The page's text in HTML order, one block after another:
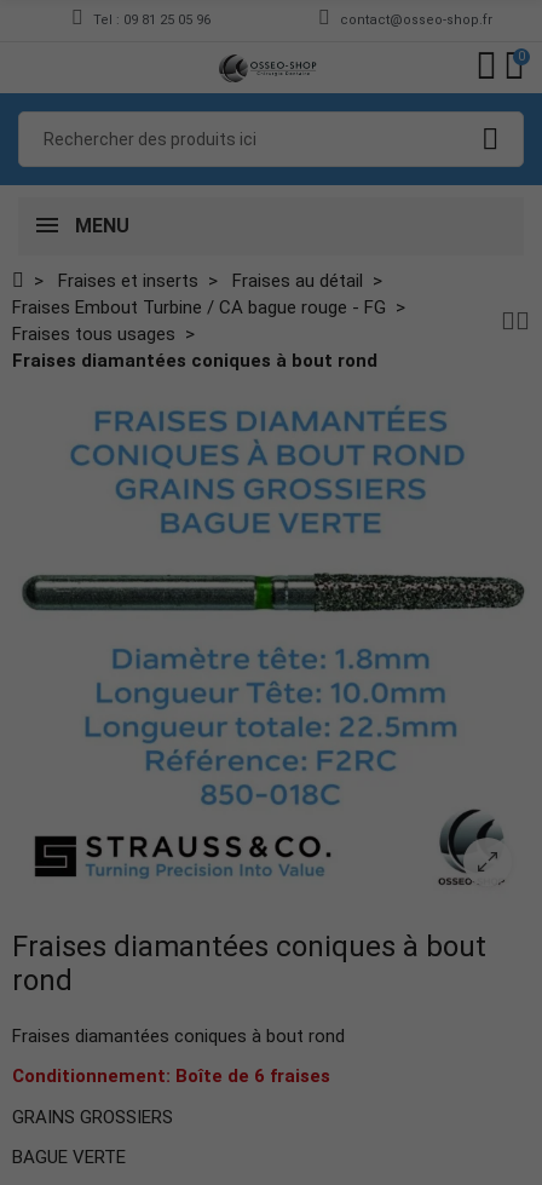
Tel : 09 81 25 05 96 contact@osseo-shop.fr
0
MENU
Fraises et inserts
Fraises au détail
Fraises Embout Turbine / CA bague rouge - FG
Fraises tous usages
Fraises diamantées coniques à bout rond
Fraises diamantées coniques à bout
rond
Fraises diamantées coniques à bout rond
Conditionnement: Boîte de 6 fraises
GRAINS GROSSIERS
BAGUE VERTE